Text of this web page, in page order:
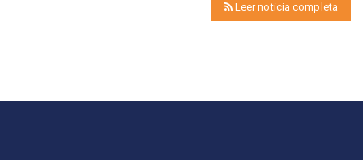
Leer noticia completa